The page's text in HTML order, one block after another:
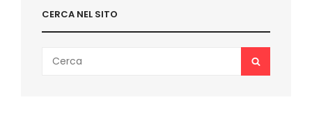
CERCA NEL SITO
for:
SEARCH